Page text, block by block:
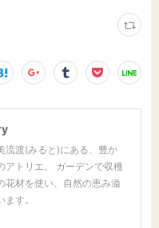
流渡(みると)にある、豊か
アトリエ。 ガーデンで収穫
花材を使い、自然の恵み溢
す。